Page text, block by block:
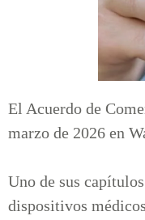
El Acuerdo de
marzo de 2026 en
Uno de sus
dispositivos